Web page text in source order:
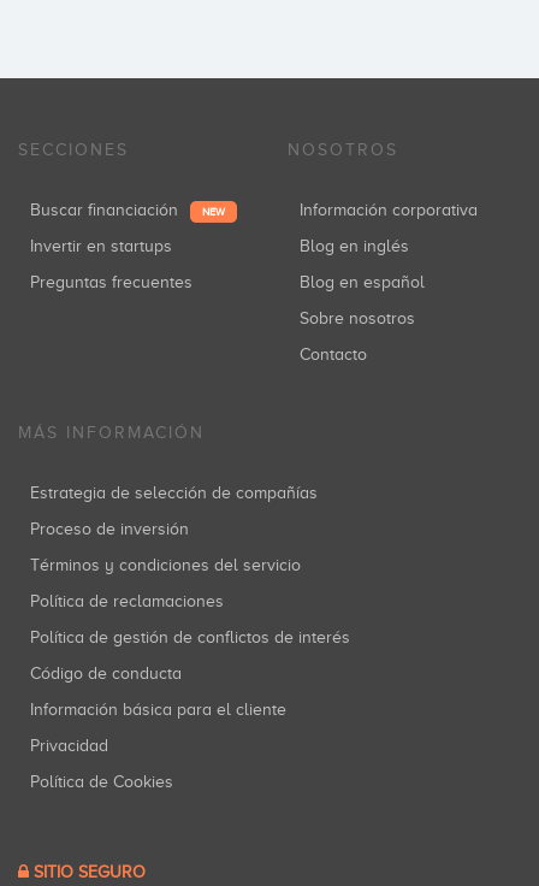
SECCIONES
Buscar financiación NEW
Invertir en startups
Preguntas frecuentes
NOSOTROS
Información corporativa
Blog en inglés
Blog en español
Sobre nosotros
Contacto
MÁS INFORMACIÓN
Estrategia de selección de compañías
Proceso de inversión
Términos y condiciones del servicio
Política de reclamaciones
Política de gestión de conflictos de interés
Código de conducta
Información básica para el cliente
Privacidad
Política de Cookies
SITIO SEGURO